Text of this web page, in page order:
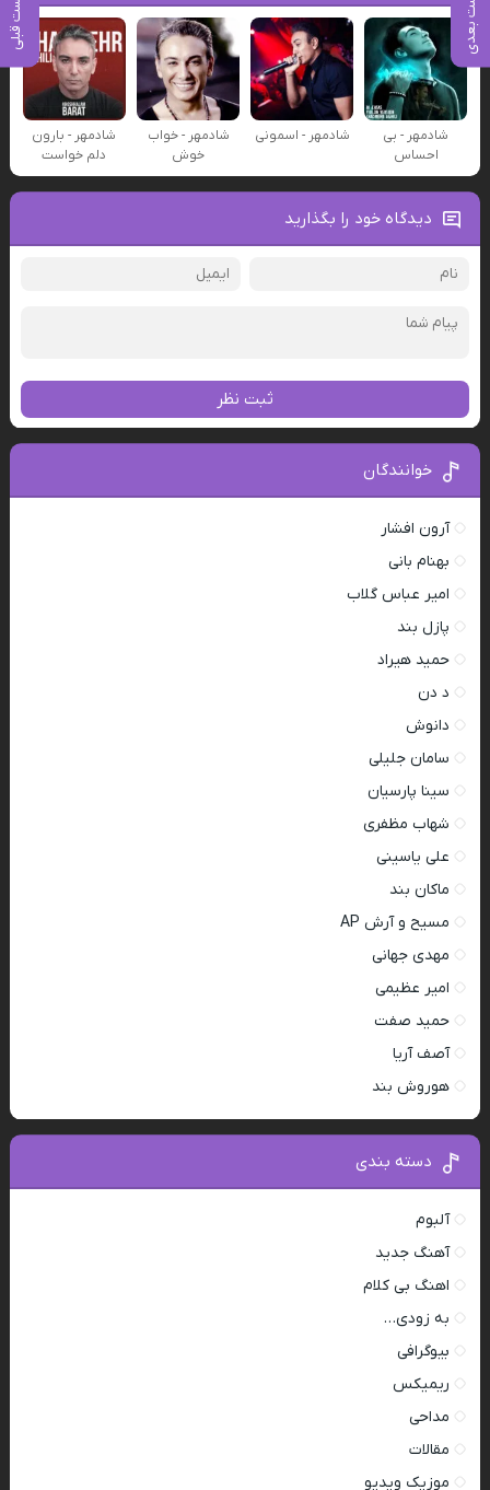
پست بعدی پست قبلی
شادمهر - بی
احساس
شادمهر - اسمونی
شادمهر - خواب
خوش
شادمهر - بارون
دلم خواست
دیدگاه خود را بگذارید
ثبت نظر
خوانندگان
آرون افشار
بهنام بانی
امیر عباس گلاب
پازل بند
حمید هیراد
د دن
دانوش
سامان جلیلی
سینا پارسیان
شهاب مظفری
علی یاسینی
ماکان بند
مسیح و آرش AP
مهدی جهانی
امیر عظیمی
حمید صفت
آصف آریا
هوروش بند
دسته بندی
آلبوم
آهنگ جدید
اهنگ بی کلام
به زودی…
بیوگرافی
ریمیکس
مداحی
مقالات
موزیک ویدیو